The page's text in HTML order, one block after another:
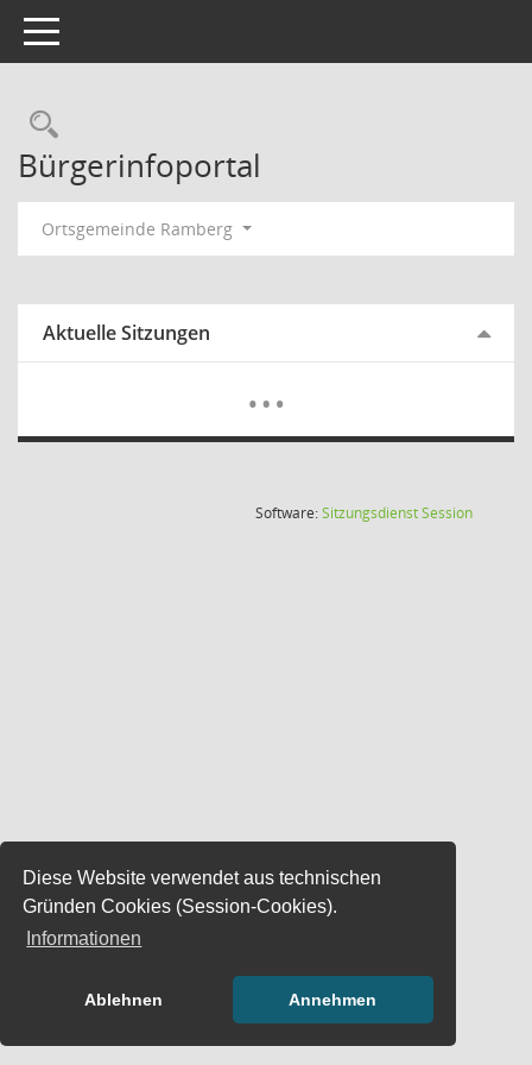
Diese Website verwendet aus technischen
Gründen Cookies (Session-Cookies).
Informationen
Ablehnen Annehmen
Toggle navigation
Rechercheauswahl
Bürgerinfoportal
Ortsgemeinde Ramberg
Aktuelle Sitzungen
…Mehr
Software:SitzungsdienstSession(Wird in